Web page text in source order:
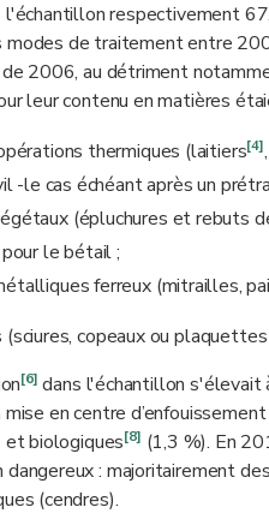
l'échantillon respectivement
modes de traitement entre
2006, au détriment
leur contenu en matières
thermiques (laitiers[4]
-le cas échéant après un
(épluchures et rebuts
le bétail ;
ferreux (mitrailles,
copeaux ou
[6] dans l'échantillon s'élevait
en centre
et biologiques[8] (1,3 %). En
: majoritairement
(cendres).